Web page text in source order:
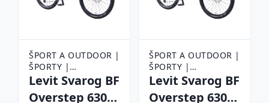
ŠPORT A OUTDOOR |
ŠPORTY |
CYKLISTIKA |
ELEKTROBICYKLE
Levit Svarog BF
Overstep 630
ŠPORT A OUTDOOR |
ŠPORTY |
CYKLISTIKA |
ELEKTROBICYKLE
Levit Svarog BF
Overstep 630